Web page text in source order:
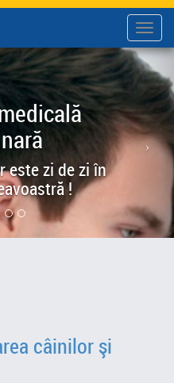
este zi de zi în
!
câinilor şi